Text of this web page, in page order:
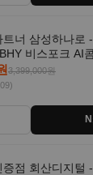
트너 삼성하나로
비스포크 AI
일체형 1등급
3,399,000원
증점 회산디지털